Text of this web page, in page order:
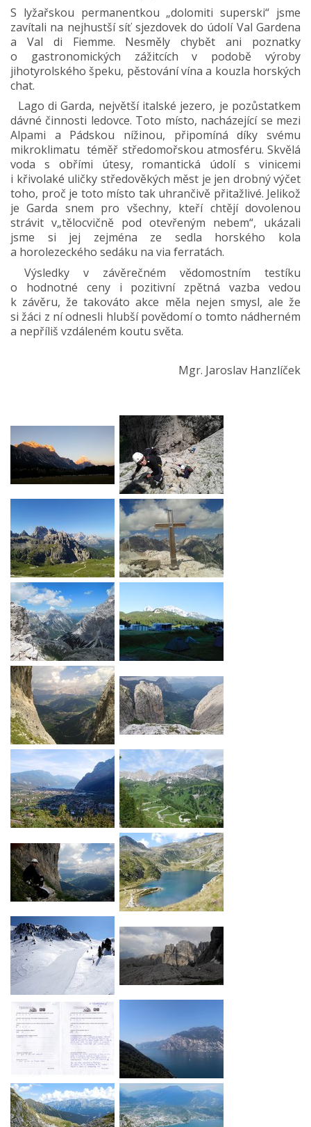
S lyžařskou permanentkou „dolomiti superski“ jsme
zavítali na nejhustší síť sjezdovek do údolí Val Gardena
a Val di Fiemme. Nesměly chybět ani poznatky
o gastronomických zážitcích v podobě výroby
jihotyrolského špeku, pěstování vína a kouzla horských
chat.
Lago di Garda, největší italské jezero, je pozůstatkem
dávné činnosti ledovce. Toto místo, nacházející se mezi
Alpami a Pádskou nížinou, připomíná díky svému
mikroklimatu téměř středomořskou atmosféru. Skvělá
voda s obřími útesy, romantická údolí s vinicemi
i křivolaké uličky středověkých měst je jen drobný výčet
toho, proč je toto místo tak uhrančivě přitažlivé. Jelikož
je Garda snem pro všechny, kteří chtějí dovolenou
strávit v„tělocvičně pod otevřeným nebem“, ukázali
jsme si jej zejména ze sedla horského kola
a horolezeckého sedáku na via ferratách.
Výsledky v závěrečném vědomostním testíku
o hodnotné ceny i pozitivní zpětná vazba vedou
k závěru, že takováto akce měla nejen smysl, ale že
si žáci z ní odnesli hlubší povědomí o tomto nádherném
a nepříliš vzdáleném koutu světa.
Mgr. Jaroslav Hanzlíček